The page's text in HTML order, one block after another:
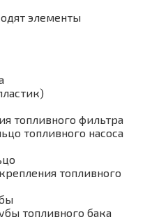
элементы
топливного фильтра
топливного насоса
топливного
топливного бака